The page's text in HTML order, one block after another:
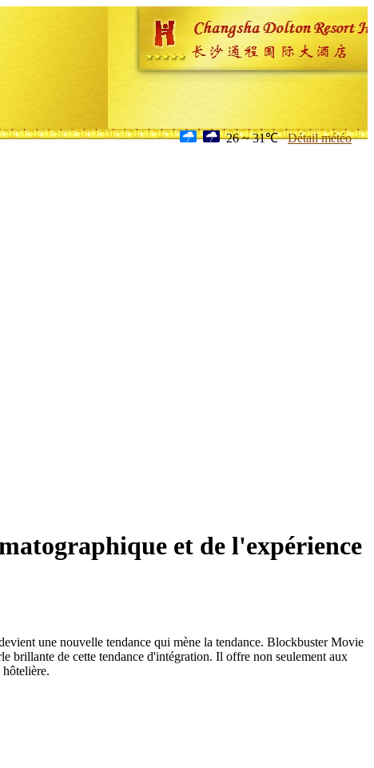
26 ~ 31℃ Détail météo
et de l'expérience
une nouvelle tendance qui mène la tendance. Blockbuster Movie
brillante de cette tendance d'intégration. Il offre non seulement aux